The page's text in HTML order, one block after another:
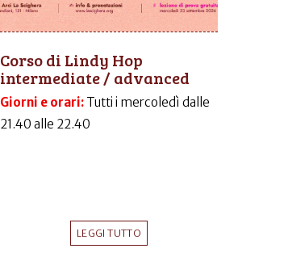
Corso di Lindy Hop
intermediate / advanced
Giorni e orari: Tutti i mercoledì dalle
21.40 alle 22.40
LEGGI TUTTO